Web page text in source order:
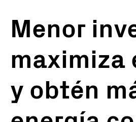
Menor
maximiza
y obtén